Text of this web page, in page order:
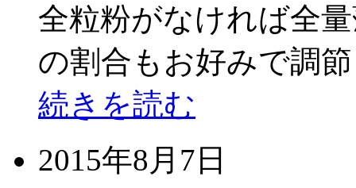
全粒粉がなければ全
の割合もお好みで調
続きを読む
2015年8月7日